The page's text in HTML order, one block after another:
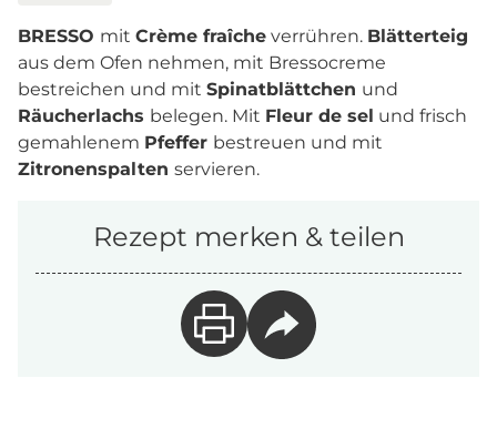
BRESSO mit Crème fraîche verrühren. Blätterteig
aus dem Ofen nehmen, mit Bressocreme
bestreichen und mit Spinatblättchen und
Räucherlachs belegen. Mit Fleur de sel und frisch
gemahlenem Pfeffer bestreuen und mit
Zitronenspalten servieren.
Rezept merken & teilen